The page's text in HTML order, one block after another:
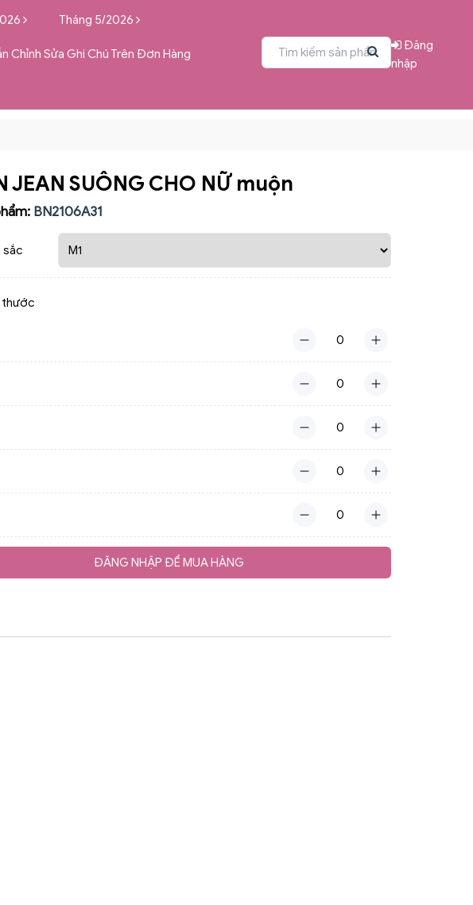
Tháng 5/2026
Chỉnh Sửa Ghi Chú Trên Đơn Hàng
Đăng
nhập
JEAN SUÔNG CHO NỮ muộn
BN2106A31
sắc
thước
ĐĂNG NHẬP ĐỂ MUA HÀNG